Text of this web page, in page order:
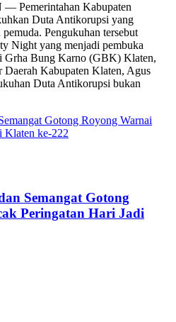
Pemerintahan Kabupaten
Duta Antikorupsi yang
Pengukuhan tersebut
Night yang menjadi pembuka
Grha Bung Karno (GBK) Klaten,
Kabupaten Klaten, Agus
Duta Antikorupsi bukan
Semangat Gotong
Peringatan Hari Jadi